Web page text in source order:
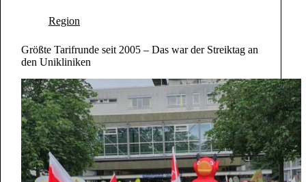
Region
Größte Tarifrunde seit 2005 – Das war der Streiktag an
den Unikliniken